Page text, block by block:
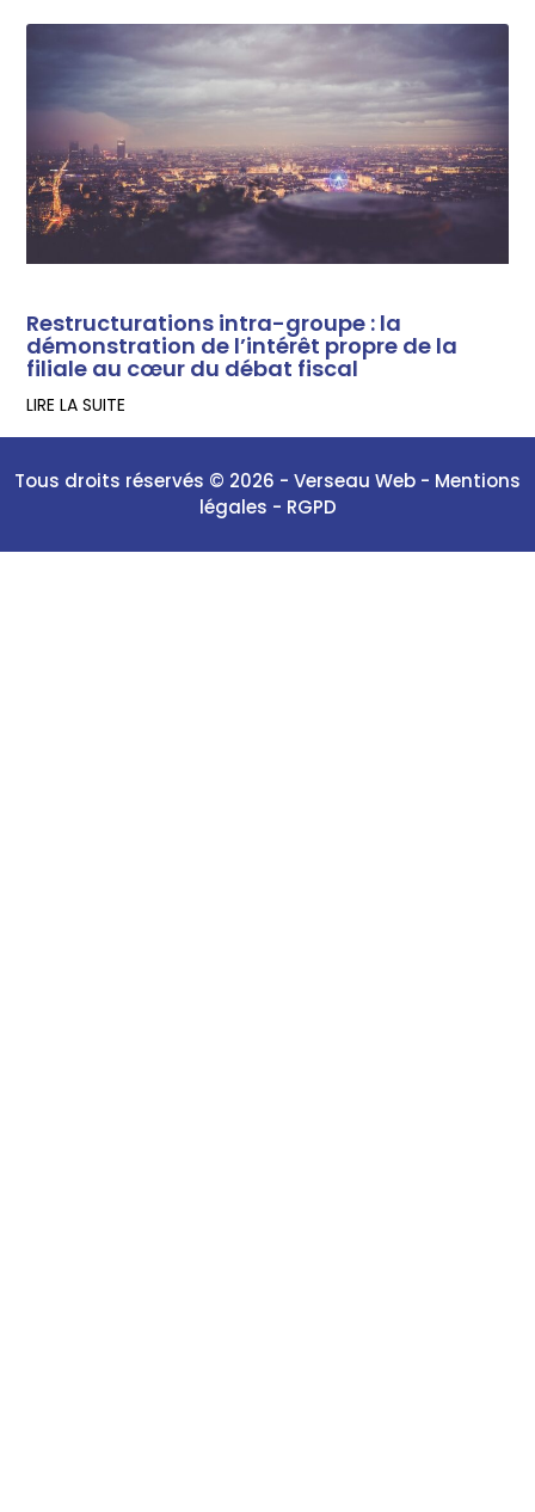
Restructurations intra-groupe : la
démonstration de l’intérêt propre de la
filiale au cœur du débat fiscal
LIRE LA SUITE
Tous droits réservés © 2026 - Verseau Web - Mentions
légales - RGPD